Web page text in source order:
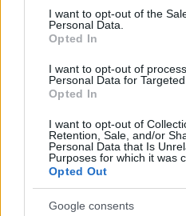
consent section.
I want to opt-out of the
Personal Data.
Opted In
I want to opt-out of
Personal Data for
Opted In
I want to opt-out of
Retention, Sale, and/or
Personal Data that Is
Purposes for which it was
Opted Out
Google consents
helyezést, de hátha nektek
borzongást!
ÚGY NÉZ KI, NEM KAP
PAPAGÁJMENTŐ
POLGÁRMESTER
Úgy tűnt, hogy állatkert-
projekt mögött áll, de kérdéses,
szívügyével.
EGY BRIT
CSÓTÁNYOKAT
EXEIKRŐL